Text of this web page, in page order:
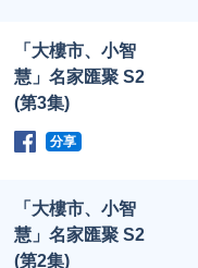
「大樓市、小智
慧」名家匯聚 S2
(第3集)
分享
「大樓市、小智
慧」名家匯聚 S2
(第2集)